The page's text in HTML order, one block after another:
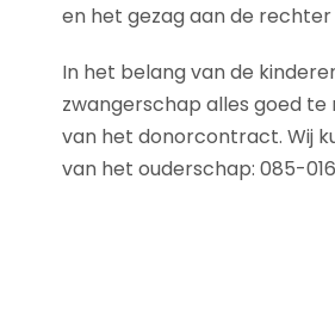
en het gezag aan de
In het belang van de
zwangerschap alles goed
van het donorcontract. Wij
van het ouderschap: 085-